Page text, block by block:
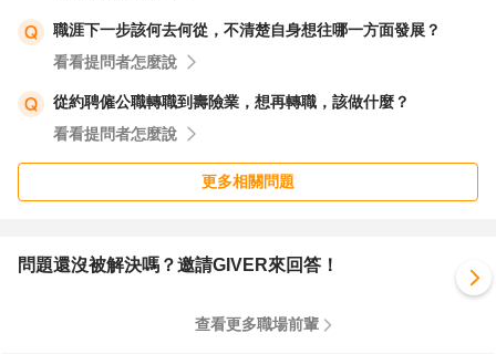
職涯下一步該何去何從，不清楚自身想往哪一方面發展？
看看提問者怎麼說
從約聘僱公職轉職到壽險業，想再轉職，該做什麼？
看看提問者怎麼說
更多相關問題
問題還沒被解決嗎？邀請GIVER來回答！
查看更多職場前輩